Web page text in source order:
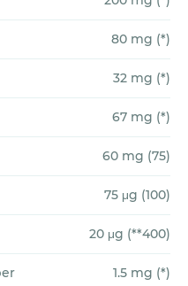
ta
du ta dem over
er denne
tid.
alle
. Et
Merchandise
80 mg (*)
32 mg (*)
67 mg (*)
60 mg (75)
75 μg (100)
20 μg (**400)
1.5 mg (*)